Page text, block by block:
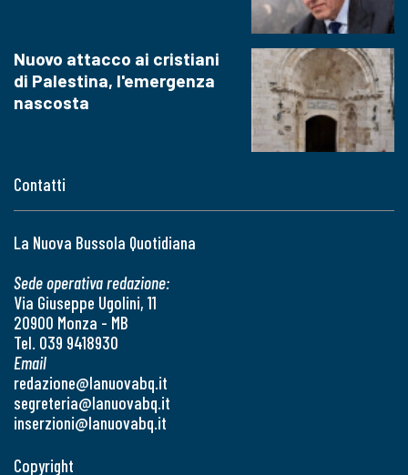
Contatti
La Nuova Bussola Quotidiana
Sede operativa redazione:
Via Giuseppe Ugolini, 11
20900 Monza - MB
Tel. 039 9418930
Email
redazione@lanuovabq.it
segreteria@lanuovabq.it
inserzioni@lanuovabq.it
Nuovo attacco ai cristiani
di Palestina, l'emergenza
nascosta
Copyright